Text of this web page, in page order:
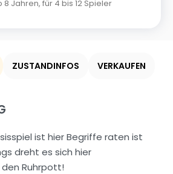
8 Jahren, für 4 bis 12 Spieler
ZUSTANDINFOS VERKAUFEN
ist hier Begriffe raten ist
dreht es sich hier
Ruhrpott!